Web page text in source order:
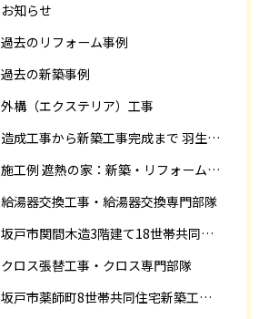
お知らせ
過去のリフォーム事例
過去の新築事例
外構（エクステリア）工事
造成工事から新築工事完成まで 羽生市Ｓ様邸新築工事・
施工例 遮熱の家：新築・リフォーム ドローンにて空撮
給湯器交換工事・給湯器交換専門部隊
坂戸市関間木造3階建て18世帯共同住宅の完成迄紹介
クロス張替工事・クロス専門部隊
坂戸市薬師町8世帯共同住宅新築工事完成迄の紹介です